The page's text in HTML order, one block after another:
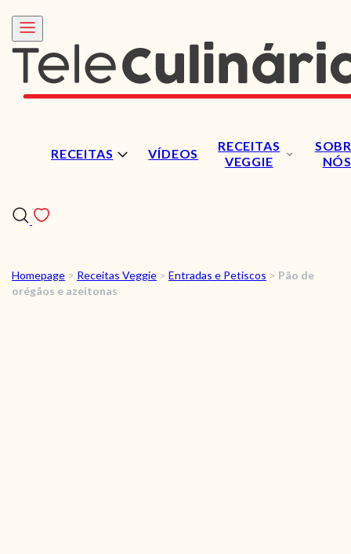
RECEITAS VÍDEOS
RECEITAS
VEGGIE
NÓS
RECEITAS
Homepage > Receitas Veggie > Entradas e Petiscos > Pão de
orégãos e azeitonas